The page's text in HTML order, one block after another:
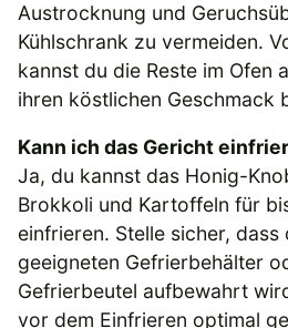
Austrocknung und
Kühlschrank zu vermeiden.
kannst du die Reste im Ofen
ihren köstlichen Geschmack
Kann ich das Gericht
Ja, du kannst das Honig-
Brokkoli und Kartoffeln für
einfrieren. Stelle sicher, dass
geeigneten Gefrierbehälter
Gefrierbeutel aufbewahrt
vor dem Einfrieren optimal